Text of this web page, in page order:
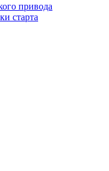
привода
старта